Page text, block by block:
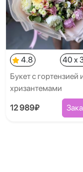
4.8
40 x
Букет с гортензией
хризантемами
12 989₽